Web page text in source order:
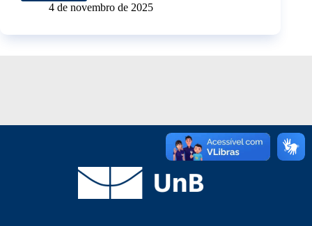
4 de novembro de 2025